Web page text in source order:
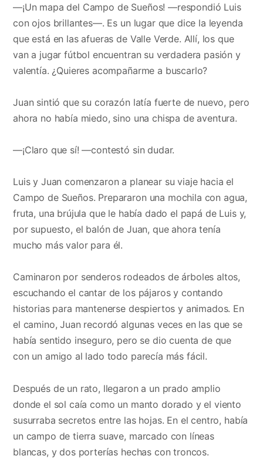
—¡Un mapa del Campo de Sueños! —respondió Luis
con ojos brillantes—. Es un lugar que dice la leyenda
que está en las afueras de Valle Verde. Allí, los que
van a jugar fútbol encuentran su verdadera pasión y
valentía. ¿Quieres acompañarme a buscarlo?
Juan sintió que su corazón latía fuerte de nuevo, pero
ahora no había miedo, sino una chispa de aventura.
—¡Claro que sí! —contestó sin dudar.
Luis y Juan comenzaron a planear su viaje hacia el
Campo de Sueños. Prepararon una mochila con agua,
fruta, una brújula que le había dado el papá de Luis y,
por supuesto, el balón de Juan, que ahora tenía
mucho más valor para él.
Caminaron por senderos rodeados de árboles altos,
escuchando el cantar de los pájaros y contando
historias para mantenerse despiertos y animados. En
el camino, Juan recordó algunas veces en las que se
había sentido inseguro, pero se dio cuenta de que
con un amigo al lado todo parecía más fácil.
Después de un rato, llegaron a un prado amplio
donde el sol caía como un manto dorado y el viento
susurraba secretos entre las hojas. En el centro, había
un campo de tierra suave, marcado con líneas
blancas, y dos porterías hechas con troncos.